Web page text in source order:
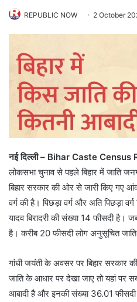
REPUBLIC NOW 2 October
नई दिल्ली – Bihar Caste Census
लोकसभा चुनाव से पहले बिहार में जाति
बिहार सरकार की ओर से जारी किए गए
वर्ग की है। पिछड़ा वर्ग और अति पिछड़ा
यादव बिरादरी की संख्या 14 फीसदी है।
है। करीब 20 फीसदी लोग अनुसूचित
गांधी जयंती के अवसर पर बिहार सरकार
जाति के आधार पर देखा जाए तो यहां पर
आबादी है और इनकी संख्या 36.01 फीसदी